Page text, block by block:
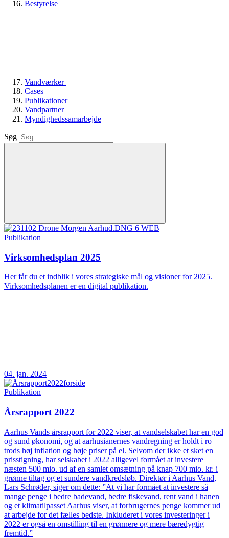
Bestyrelse
Vandværker
Cases
Publikationer
Vandpartner
Myndighedssamarbejde
Søg
Publikation
Virksomhedsplan 2025
Her får du et indblik i vores strategiske mål og visioner for 2025.
Virksomhedsplanen er en digital publikation.
04. jan. 2024
Publikation
Årsrapport 2022
Aarhus Vands årsrapport for 2022 viser, at vandselskabet har en god
og sund økonomi, og at aarhusianernes vandregning er holdt i ro
trods høj inflation og høje priser på el. Selvom der ikke et sket en
prisstigning, har selskabet i 2022 alligevel formået at investere
næsten 500 mio. ud af en samlet omsætning på knap 700 mio. kr. i
grønne tiltag og et sundere vandkredsløb. Direktør i Aarhus Vand,
Lars Schrøder, siger om dette: ”At vi har formået at investere så
mange penge i bedre badevand, bedre fiskevand, rent vand i hanen
og et klimatilpasset Aarhus viser, at forbrugernes penge kommer ud
at arbejde for det fælles bedste. Inkluderet i vores investeringer i
2022 er også en omstilling til en grønnere og mere bæredygtig
fremtid.”